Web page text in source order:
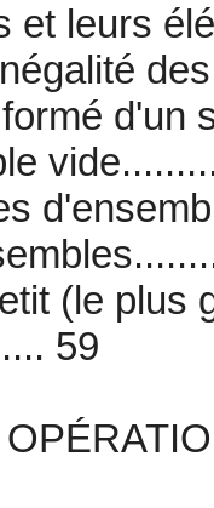
et leurs
d'un
(le plus
59